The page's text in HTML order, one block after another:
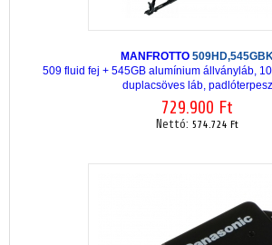
MANFROTTO 509HD,545GBK
509 fluid fej + 545GB alumínium állványláb,
duplacsöves láb, padlóterpesz
729.900 Ft
Nettó: 574.724 Ft